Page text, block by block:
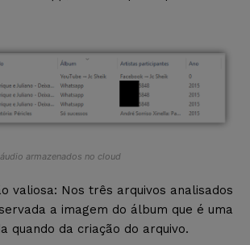
armazenados no cloud
valiosa: Nos três arquivos analisados
a imagem do álbum que é uma
quando da criação do arquivo.